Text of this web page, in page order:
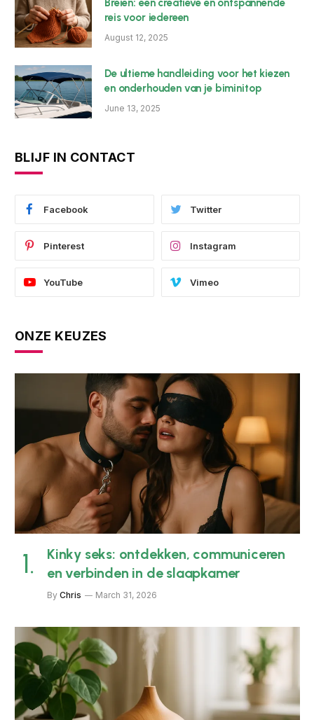
Breien: een creatieve en ontspannende
reis voor iedereen
August 12, 2025
De ultieme handleiding voor het kiezen
en onderhouden van je biminitop
June 13, 2025
BLIJF IN CONTACT
Facebook Twitter
Pinterest Instagram
YouTube Vimeo
ONZE KEUZES
Kinky seks: ontdekken, communiceren
en verbinden in de slaapkamer
By Chris March 31, 2026